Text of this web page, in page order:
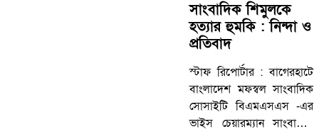
সাংবাদিক শিমুলকে
হত্যার হুমকি : নিন্দা ও
প্রতিবাদ
স্টাফ রিপোর্টার : বাগেরহাটে
বাংলাদেশ মফস্বল সাংবাদিক
সোসাইটি বিএমএসএস -এর
ভাইস চেয়ারম্যান সাংবাদিক